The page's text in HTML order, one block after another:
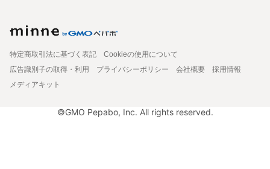
特定商取引法に基づく表記
Cookieの使用について
広告識別子の取得・利用
プライバシーポリシー 会社概要
採用情報
メディアキット
©GMO Pepabo, Inc. All rights reserved.